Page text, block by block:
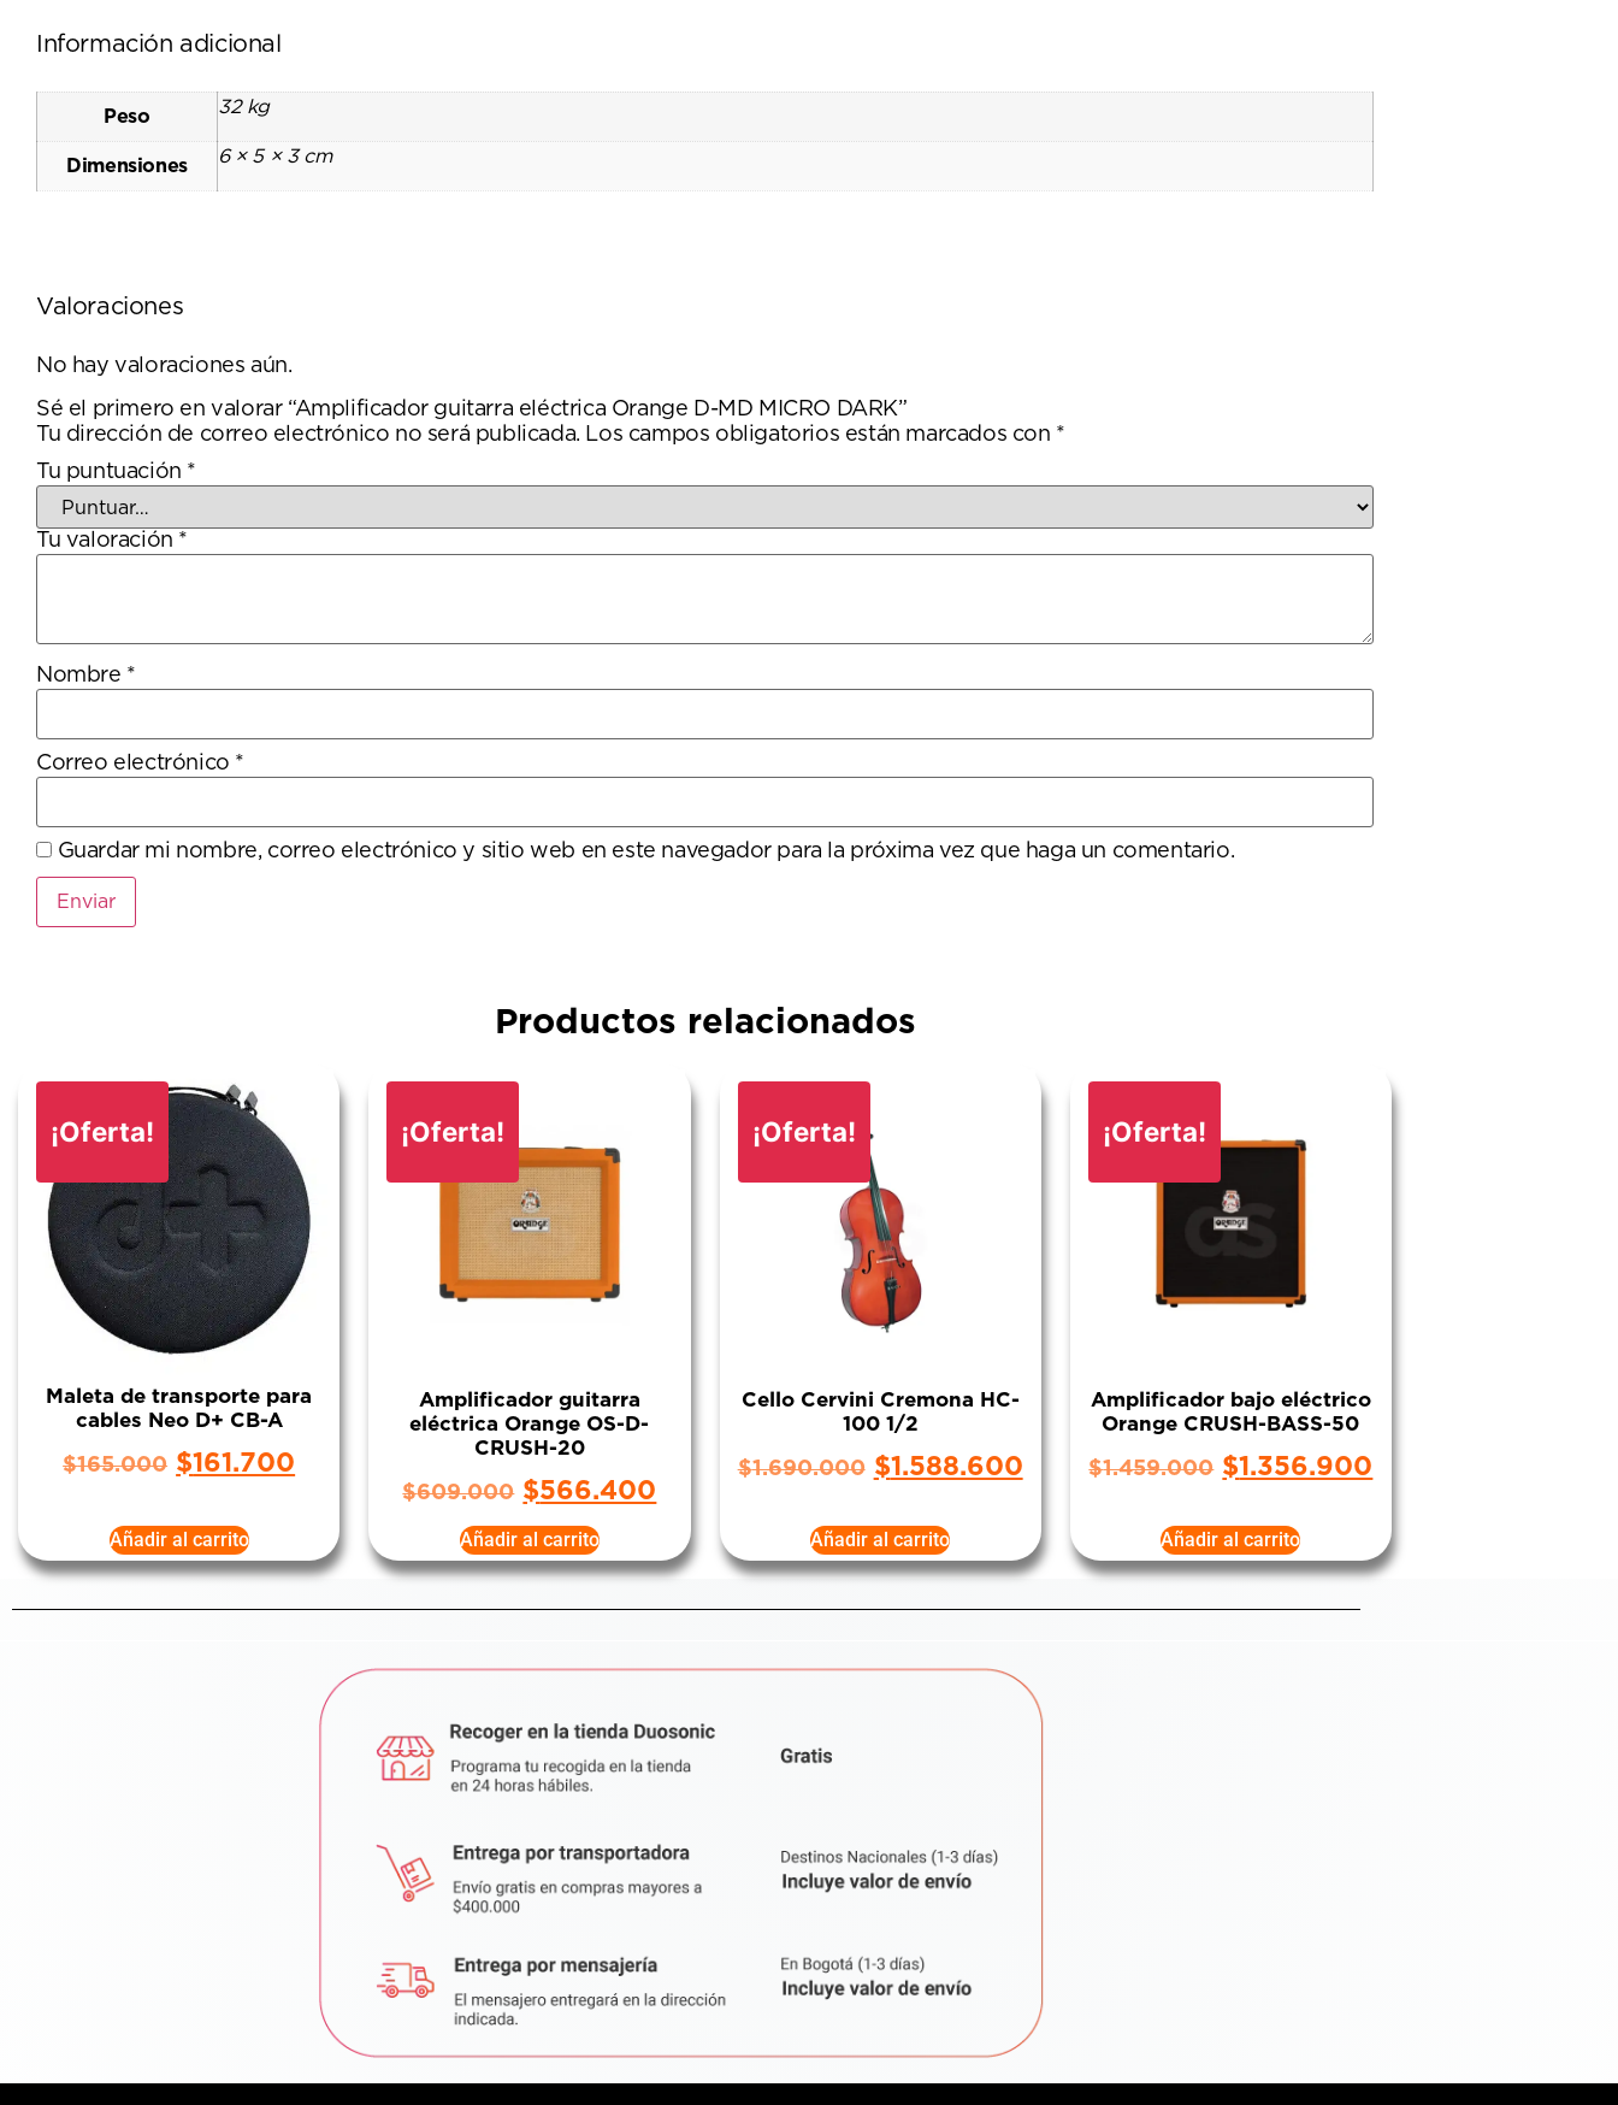
Información adicional
Peso 32 kg
Dimensiones 6 × 5 × 3 cm
Valoraciones
No hay valoraciones aún.
Sé el primero en valorar “Amplificador guitarra eléctrica Orange D-MD MICRO DARK”
Tu dirección de correo electrónico no será publicada. Los campos obligatorios están marcados con *
Tu puntuación *
Tu valoración *
Nombre *
Correo electrónico *
Guardar mi nombre, correo electrónico y sitio web en este navegador para la próxima vez que haga un comentario.
Productos relacionados
¡Oferta!
Maleta de transporte para
cables Neo D+ CB-A
$165.000 $161.700
Añadir al carrito
¡Oferta!
Amplificador guitarra
eléctrica Orange OS-D-
CRUSH-20
$609.000 $566.400
Añadir al carrito
¡Oferta!
Cello Cervini Cremona HC-
100 1/2
$1.690.000 $1.588.600
Añadir al carrito
¡Oferta!
Amplificador bajo eléctrico
Orange CRUSH-BASS-50
$1.459.000 $1.356.900
Añadir al carrito